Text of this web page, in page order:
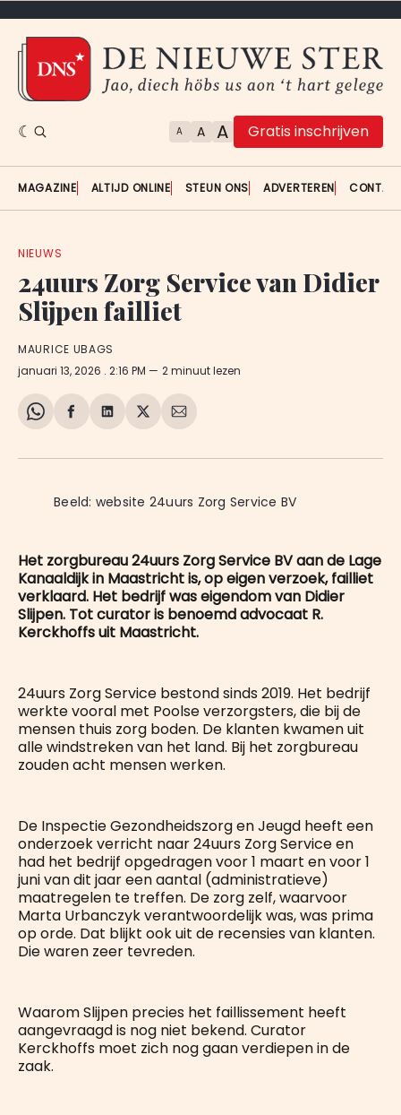
A A A Gratis inschrijven
MAGAZINE ALTIJD ONLINE STEUN ONS ADVERTEREN
NIEUWS
24uurs Zorg Service van Didier
Slijpen failliet
MAURICE UBAGS
januari 13, 2026 . 2:16 PM 2 minuut lezen
Share
WhatsApp
Delen
Facebook
Delen
LinkedIn
Share
X
Deel
E-
Beeld: website 24uurs Zorg Service BV
Het zorgbureau 24uurs Zorg Service BV aan de Lage
Kanaaldijk in Maastricht is, op eigen verzoek, failliet
verklaard. Het bedrijf was eigendom van Didier
Slijpen. Tot curator is benoemd advocaat R.
Kerckhoffs uit Maastricht.
24uurs Zorg Service bestond sinds 2019. Het bedrijf
werkte vooral met Poolse verzorgsters, die bij de
mensen thuis zorg boden. De klanten kwamen uit
alle windstreken van het land. Bij het zorgbureau
zouden acht mensen werken.
De Inspectie Gezondheidszorg en Jeugd heeft een
onderzoek verricht naar 24uurs Zorg Service en
had het bedrijf opgedragen voor 1 maart en voor 1
juni van dit jaar een aantal (administratieve)
maatregelen te treffen. De zorg zelf, waarvoor
Marta Urbanczyk verantwoordelijk was, was prima
op orde. Dat blijkt ook uit de recensies van klanten.
Die waren zeer tevreden.
Waarom Slijpen precies het faillissement heeft
aangevraagd is nog niet bekend. Curator
Kerckhoffs moet zich nog gaan verdiepen in de
zaak.